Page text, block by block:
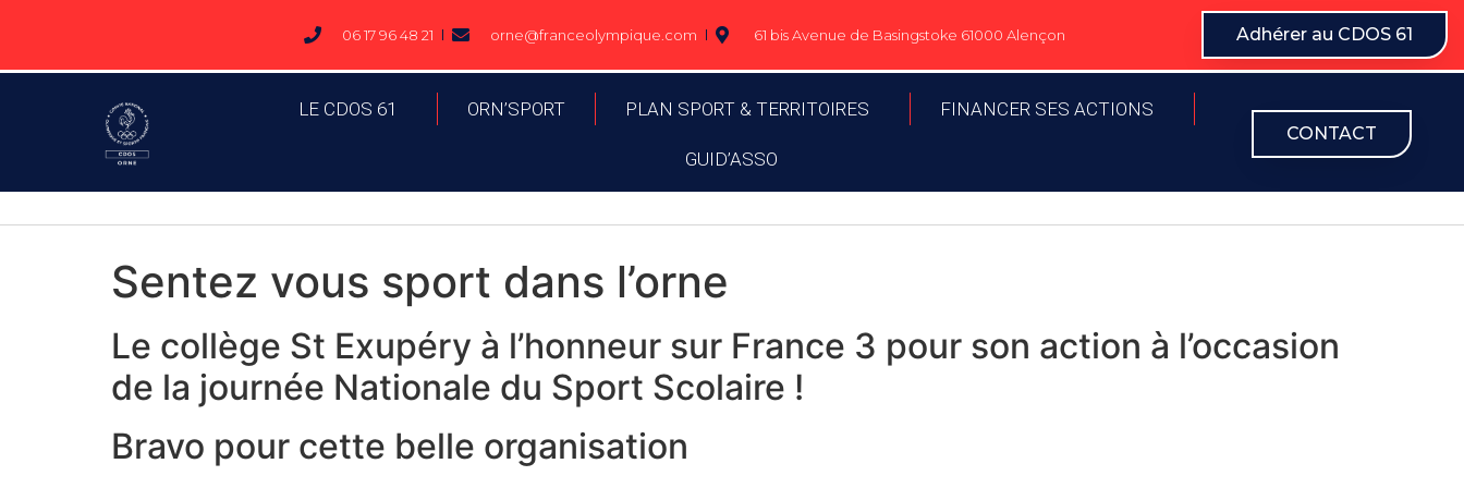
06 17 96 48 21 orne@franceolympique.com 61 bis Avenue de Basingstoke 61000 Alençon Adhérer au CDOS 61
LE CDOS 61 ORN’SPORT PLAN SPORT & TERRITOIRES FINANCER SES ACTIONS
GUID’ASSO
CONTACT
Sentez vous sport dans l’orne
Le collège St Exupéry à l’honneur sur France 3 pour son action à l’occasion
de la journée Nationale du Sport Scolaire !
Bravo pour cette belle organisation